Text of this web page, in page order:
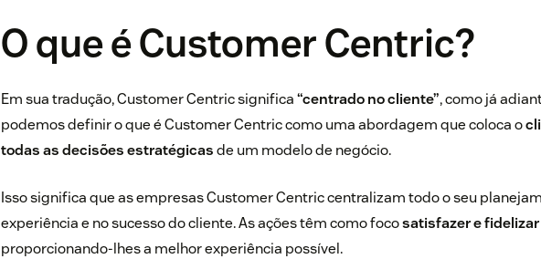
O que é Customer Centric?
Em sua tradução, Customer Centric significa“centrado no cliente”, como já
podemos definir o que é Customer Centric como uma abordagem que coloca o
todas as decisões estratégicasde um modelo de negócio.
Isso significa que as empresas Customer Centric centralizam todo o seu
experiência e nosucesso do cliente. As ações têm como focosatisfazer e
proporcionando-lhes a melhor experiência possível.